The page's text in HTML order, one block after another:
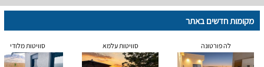
מקומות חדשים באתר
לה פורטונה סוויטות עלמא סוויטות מלודי